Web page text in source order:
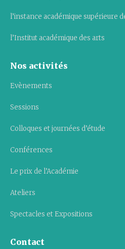
l’instance académique supérieure
l’Institut académique des arts
Nos activités
Evènements
Sessions
Colloques et journées d’étude
Conférences
Le prix de l’Académie
Ateliers
Spectacles et Expositions
Contact